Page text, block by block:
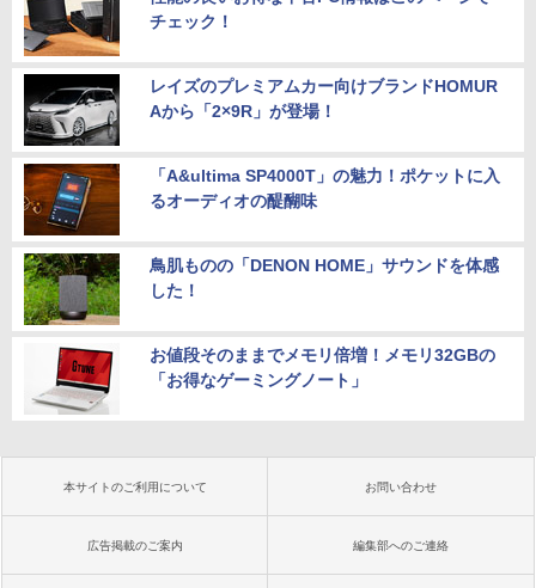
チェック！
レイズのプレミアムカー向けブランドHOMUR
Aから「2×9R」が登場！
「A&ultima SP4000T」の魅力！ポケットに入
るオーディオの醍醐味
鳥肌ものの「DENON HOME」サウンドを体感
した！
お値段そのままでメモリ倍増！メモリ32GBの
「お得なゲーミングノート」
本サイトのご利用について お問い合わせ
広告掲載のご案内 編集部へのご連絡